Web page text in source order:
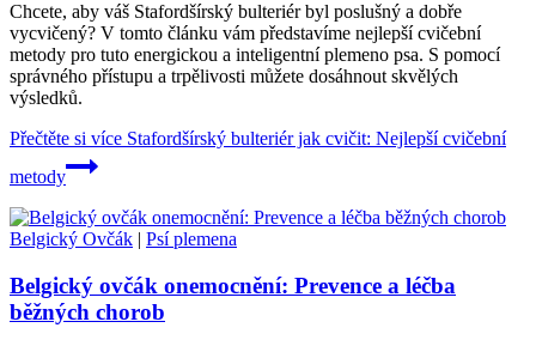
Chcete, aby váš Stafordšírský bulteriér byl poslušný a dobře
vycvičený? V tomto článku vám představíme nejlepší cvičební
metody pro tuto energickou a inteligentní plemeno psa. S pomocí
správného přístupu a trpělivosti můžete dosáhnout skvělých
výsledků.
Přečtěte si více Stafordšírský bulteriér jak cvičit: Nejlepší cvičební
metody
Belgický Ovčák | Psí plemena
Belgický ovčák onemocnění: Prevence a léčba
běžných chorob